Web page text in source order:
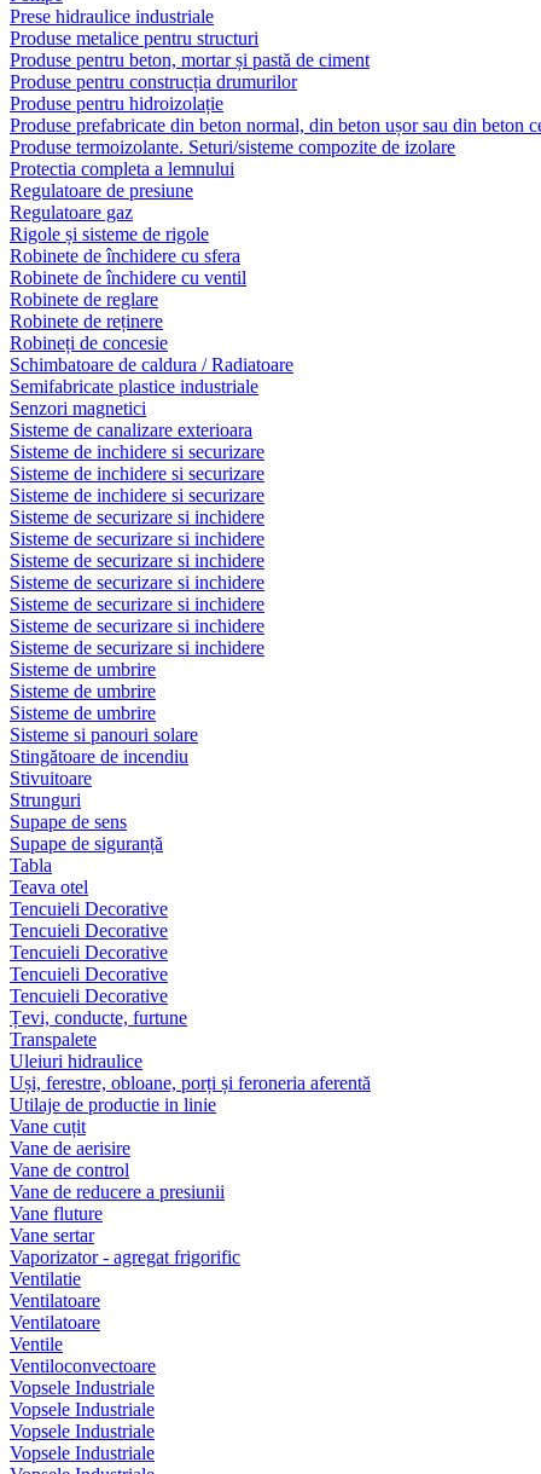
Prese hidraulice industriale
Produse metalice pentru structuri
Produse pentru beton, mortar și pastă de ciment
Produse pentru construcția drumurilor
Produse pentru hidroizolație
Produse prefabricate din beton normal, din beton ușor sau din beton
Produse termoizolante. Seturi/sisteme compozite de izolare
Protectia completa a lemnului
Regulatoare de presiune
Regulatoare gaz
Rigole și sisteme de rigole
Robinete de închidere cu sfera
Robinete de închidere cu ventil
Robinete de reglare
Robinete de reținere
Robineți de concesie
Schimbatoare de caldura / Radiatoare
Semifabricate plastice industriale
Senzori magnetici
Sisteme de canalizare exterioara
Sisteme de inchidere si securizare
Sisteme de inchidere si securizare
Sisteme de inchidere si securizare
Sisteme de securizare si inchidere
Sisteme de securizare si inchidere
Sisteme de securizare si inchidere
Sisteme de securizare si inchidere
Sisteme de securizare si inchidere
Sisteme de securizare si inchidere
Sisteme de securizare si inchidere
Sisteme de umbrire
Sisteme de umbrire
Sisteme de umbrire
Sisteme si panouri solare
Stingătoare de incendiu
Stivuitoare
Strunguri
Supape de sens
Supape de siguranță
Tabla
Teava otel
Tencuieli Decorative
Tencuieli Decorative
Tencuieli Decorative
Tencuieli Decorative
Tencuieli Decorative
Țevi, conducte, furtune
Transpalete
Uleiuri hidraulice
Uși, ferestre, obloane, porți și feroneria aferentă
Utilaje de productie in linie
Vane cuțit
Vane de aerisire
Vane de control
Vane de reducere a presiunii
Vane fluture
Vane sertar
Vaporizator - agregat frigorific
Ventilatie
Ventilatoare
Ventilatoare
Ventile
Ventiloconvectoare
Vopsele Industriale
Vopsele Industriale
Vopsele Industriale
Vopsele Industriale